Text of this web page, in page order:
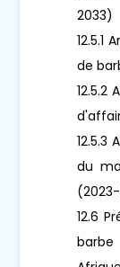
2033)
12.5.1
de
12.5.2
12.5.3
du
12.6